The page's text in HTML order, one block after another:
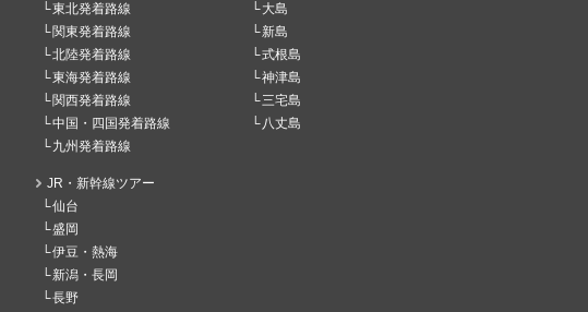
東北発着路線
関東発着路線
北陸発着路線
東海発着路線
関西発着路線
中国・四国発着路線
九州発着路線
JR・新幹線ツアー
仙台
盛岡
伊豆・熱海
新潟・長岡
長野
大島
新島
式根島
神津島
三宅島
八丈島